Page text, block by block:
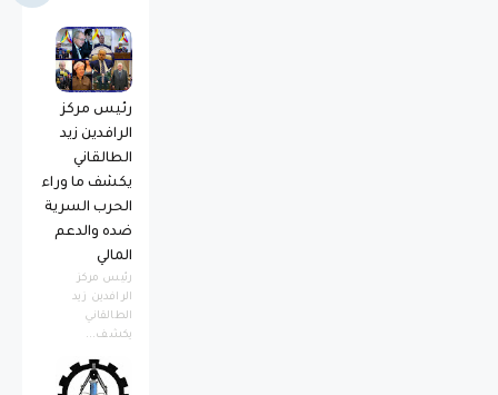
رئيس مركز
الرافدين زيد
الطالقاني
يكشف ما وراء
الحرب السرية
ضده والدعم
المالي
رئيس مركز
الرافدين زيد
الطالقاني
يكشف...